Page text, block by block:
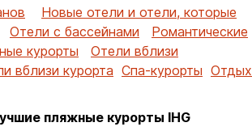
Новые отели и отели, которые
Отели с бассейнами
Романтические
курорты
Отели вблизи
вблизи курорта Спа-курорты Отдых
пляжные курорты IHG